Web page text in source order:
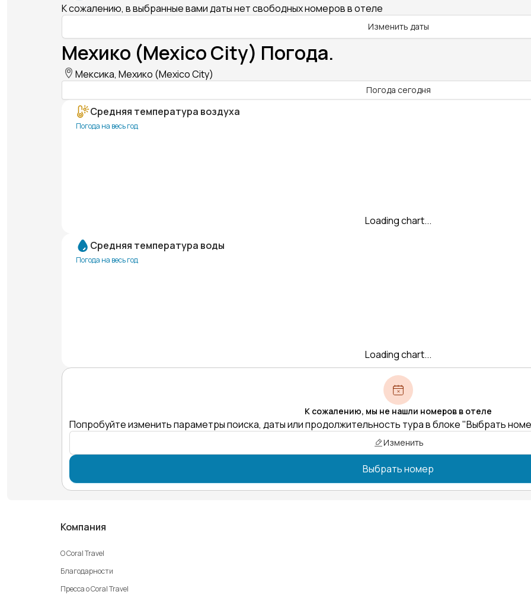
К сожалению, в выбранные вами даты нет свободных номеров в отеле
Изменить даты
Мехико (Mexico City) Погода.
Мексика, Мехико (Mexico City)
Погода сегодня
Средняя температура воздуха
Погода на весь год
Loading chart...
Средняя температура воды
Погода на весь год
Loading chart...
К сожалению, мы не нашли номеров в отеле
Попробуйте изменить параметры поиска, даты или продолжительность тура в блоке "Выбрать
Изменить
Выбрать номер
Компания
О Coral Travel
Благодарности
Пресса о Coral Travel